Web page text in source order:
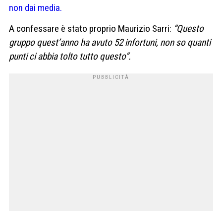
non dai media.
A confessare è stato proprio Maurizio Sarri: “Questo
gruppo quest’anno ha avuto 52 infortuni, non so quanti
punti ci abbia tolto tutto questo”.